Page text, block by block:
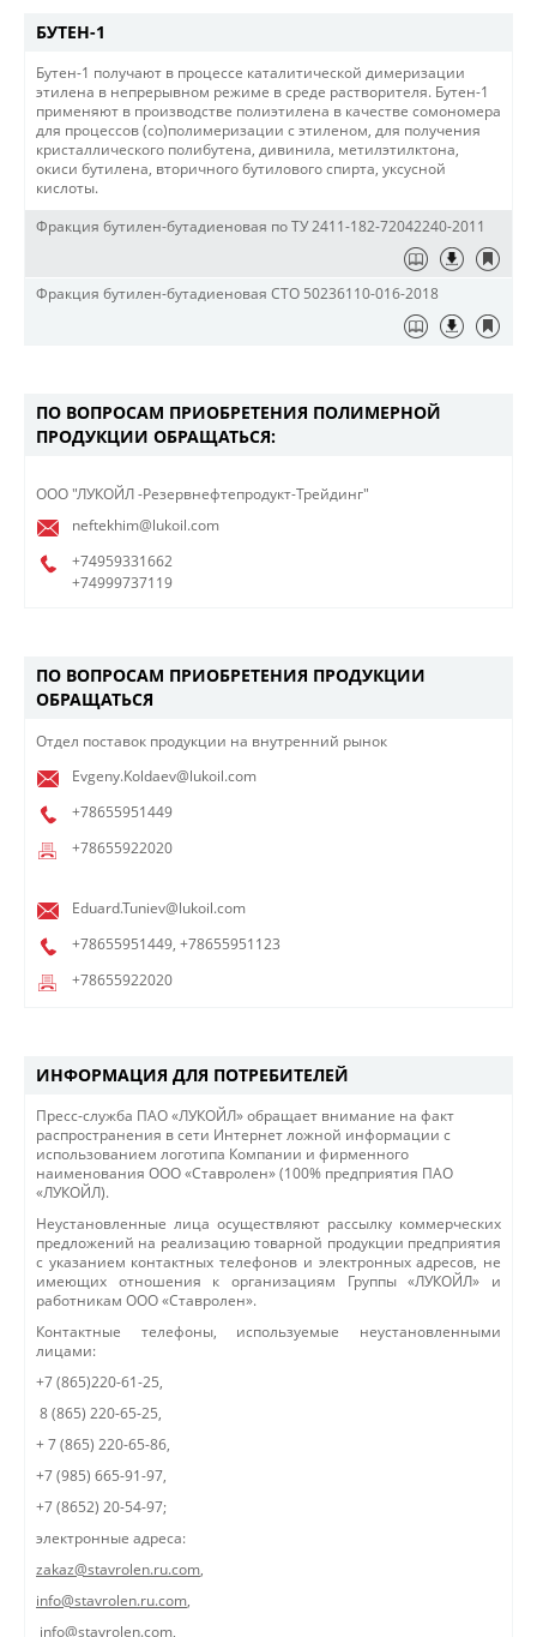
БУТЕН-1
Бутен-1 получают в процессе каталитической димеризации
этилена в непрерывном режиме в среде растворителя. Бутен-1
применяют в производстве полиэтилена в качестве сомономера
для процессов (со)полимеризации с этиленом, для получения
кристаллического полибутена, дивинила, метилэтилктона,
окиси бутилена, вторичного бутилового спирта, уксусной
кислоты.
Фракция бутилен-бутадиеновая по ТУ 2411-182-72042240-2011
Фракция бутилен-бутадиеновая СТО 50236110-016-2018
ПО ВОПРОСАМ ПРИОБРЕТЕНИЯ ПОЛИМЕРНОЙ
ПРОДУКЦИИ ОБРАЩАТЬСЯ:
​ООО "ЛУКОЙЛ -Резервнефтепродукт-Трейдинг"
neftekhim@lukoil.com
+74959331662
+74999737119
ПО ВОПРОСАМ ПРИОБРЕТЕНИЯ ПРОДУКЦИИ
ОБРАЩАТЬСЯ
Отдел поставок продукции на внутренний рынок
Evgeny.Koldaev@lukoil.com
+78655951449
+78655922020
Eduard.Tuniev@lukoil.com
+78655951449, +78655951123
+78655922020
ИНФОРМАЦИЯ ДЛЯ ПОТРЕБИТЕЛЕЙ
Пресс-служба ПАО «ЛУКОЙЛ» обращает внимание на факт
распространения в сети Интернет ложной информации с
использованием логотипа Компании и фирменного
наименования ООО «Ставролен» (100% предприятия ПАО
«ЛУКОЙЛ).
Неустановленные лица осуществляют рассылку коммерческих
предложений на реализацию товарной продукции предприятия
с указанием контактных телефонов и электронных адресов, не
имеющих отношения к организациям Группы «ЛУКОЙЛ» и
работникам ООО «Ставролен».
Контактные телефоны, используемые неустановленными
лицами:
+7 (865)220-61-25,
8 (865) 220-65-25,
+ 7 (865) 220-65-86,
+7 (985) 665-91-97,
+7 (8652) 20-54-97;
электронные адреса:
zakaz@stavrolen.ru.com,
info@stavrolen.ru.com,
info@stavrolen.com,